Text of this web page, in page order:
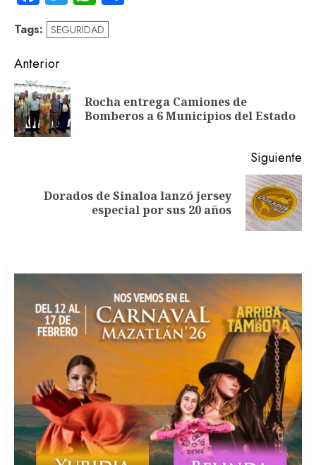
Tags: SEGURIDAD
Navegación
de
entradas
Anterior
Rocha entrega Camiones de
Bomberos a 6 Municipios del Estado
Siguiente
Siguiente
Dorados de Sinaloa lanzó jersey
especial por sus 20 años